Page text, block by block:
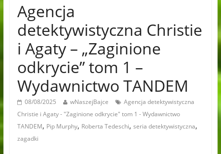
Agencja
detektywistyczna Christie
i Agaty – „Zaginione
odkrycie” tom 1 –
Wydawnictwo TANDEM
08/08/2025 wNaszejBajce
Agencja detektywistyczna
Christie i Agaty - "Zaginione odkrycie" tom 1 - Wydawnictwo
TANDEM, Pip Murphy, Roberta Tedeschi, seria detektywistyczna,
zagadki